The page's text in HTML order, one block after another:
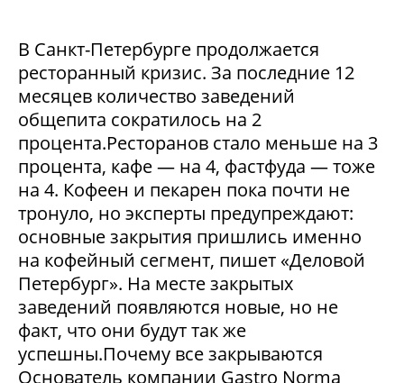
В Санкт-Петербурге продолжается
ресторанный кризис. За последние 12
месяцев количество заведений
общепита сократилось на 2
процента.Ресторанов стало меньше на 3
процента, кафе — на 4, фастфуда — тоже
на 4. Кофеен и пекарен пока почти не
тронуло, но эксперты предупреждают:
основные закрытия пришлись именно
на кофейный сегмент, пишет «Деловой
Петербург». На месте закрытых
заведений появляются новые, но не
факт, что они будут так же
успешны.Почему все закрываются
Основатель компании Gastro Norma